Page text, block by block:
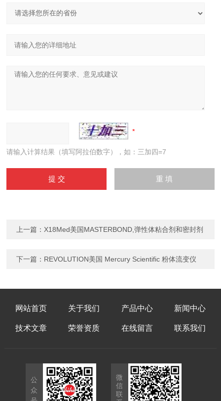
请输入计算结果（填写阿拉伯数字），如：三加四=7
上一篇： X18Med美国MASTERBOND,弹性体粘合剂和密封剂
下一篇： REVOLUTION美国 Mercury Scientific 粉体流变仪
网站首页 关于我们 产品中心 新闻中心
技术文章 荣誉资质 在线留言 联系我们
公
众
微
信
联